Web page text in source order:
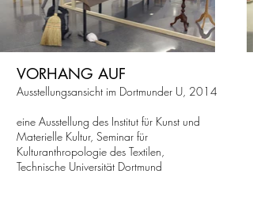
VORHANG AUF
Ausstellungsansicht im Dortmunder U, 2014
eine Ausstellung des Institut für Kunst und
Materielle Kultur, Seminar für
Kulturanthropologie des Textilen,
Technische Universität Dortmund